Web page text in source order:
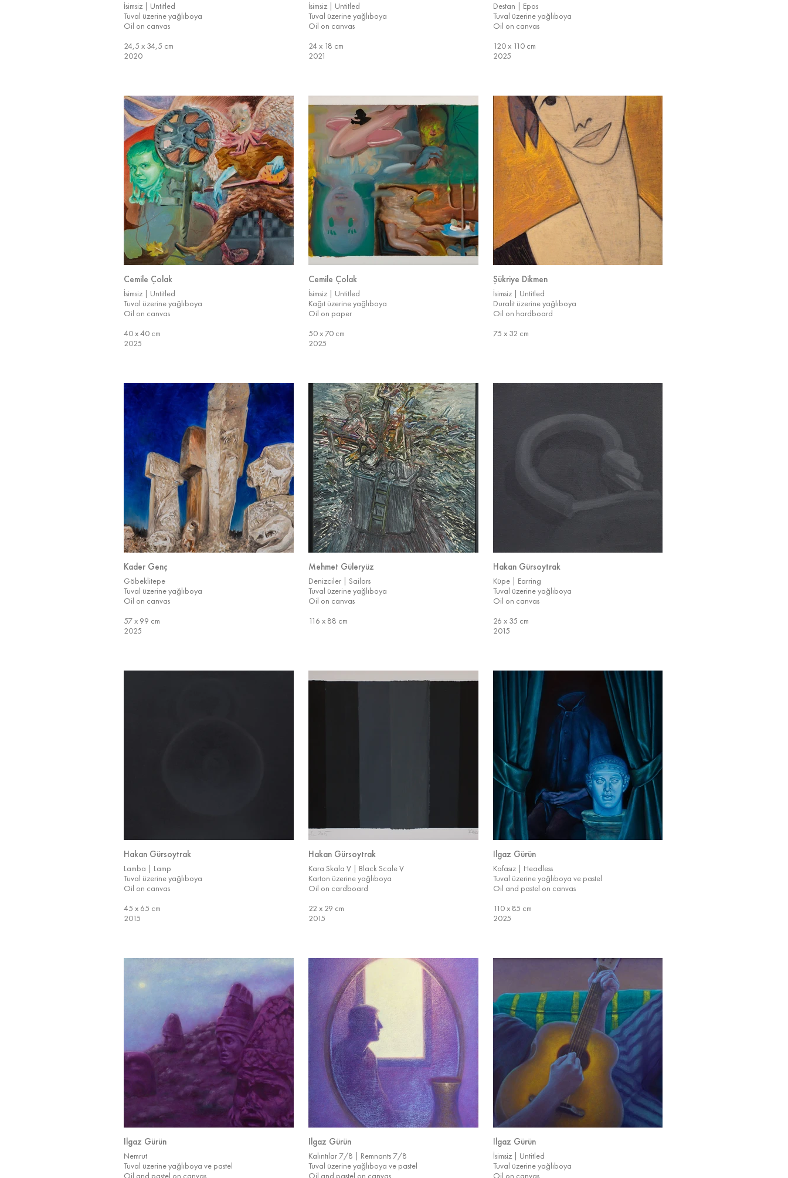
İsimsiz | Untitled
Tuval üzerine yağlıboya
Oil on canvas
24,5 x 34,5 cm
2020
İsimsiz | Untitled
Tuval üzerine yağlıboya
Oil on canvas
24 x 18 cm
2021
Destan | Epos
Tuval üzerine yağlıboya
Oil on canvas
120 x 110 cm
2025
Cemile Çolak
İsimsiz | Untitled
Tuval üzerine yağlıboya
Oil on canvas
40 x 40 cm
2025
Cemile Çolak
İsimsiz | Untitled
Kağıt üzerine yağlıboya
Oil on paper
50 x 70 cm
2025
Şükriye Dikmen
İsimsiz | Untitled
Duralit üzerine yağlıboya
Oil on hardboard
75 x 32 cm
Kader Genç
Göbeklitepe
Tuval üzerine yağlıboya
Oil on canvas
57 x 99 cm
2025
Mehmet Güleryüz
Denizciler | Sailors
Tuval üzerine yağlıboya
Oil on canvas
116 x 88 cm
Hakan Gürsoytrak
Küpe | Earring
Tuval üzerine yağlıboya
Oil on canvas
26 x 35 cm
2015
Hakan Gürsoytrak
Lamba | Lamp
Tuval üzerine yağlıboya
Oil on canvas
45 x 65 cm
2015
Hakan Gürsoytrak
Kara Skala V | Black Scale V
Karton üzerine yağlıboya
Oil on cardboard
22 x 29 cm
2015
Ilgaz Gürün
Kafasız | Headless
Tuval üzerine yağlıboya ve pastel
Oil and pastel on canvas
110 x 85 cm
2025
Ilgaz Gürün
Nemrut
Tuval üzerine yağlıboya ve pastel
Oil and pastel on canvas
Ilgaz Gürün
Kalıntılar 7/8 | Remnants 7/8
Tuval üzerine yağlıboya ve pastel
Oil and pastel on canvas
Ilgaz Gürün
İsimsiz | Untitled
Tuval üzerine yağlıboya
Oil on canvas